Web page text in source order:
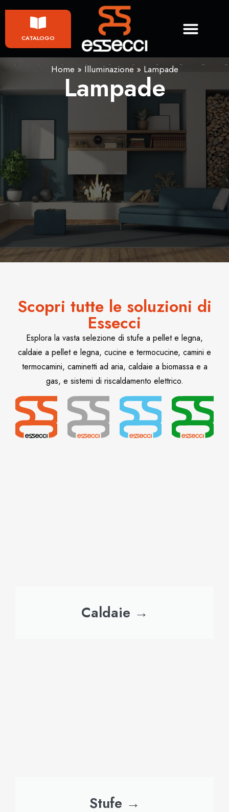
CATALOGO
Home » Illuminazione» Lampade
Lampade
Scopri tutte le soluzioni di
Essecci
Esplora la vasta selezione di stufe a pellet e legna,
caldaie a pellet e legna, cucine e termocucine, camini e
termocamini, caminetti ad aria, caldaie a biomassa e a
gas, e sistemi di riscaldamento elettrico.
Caldaie →
Stufe →